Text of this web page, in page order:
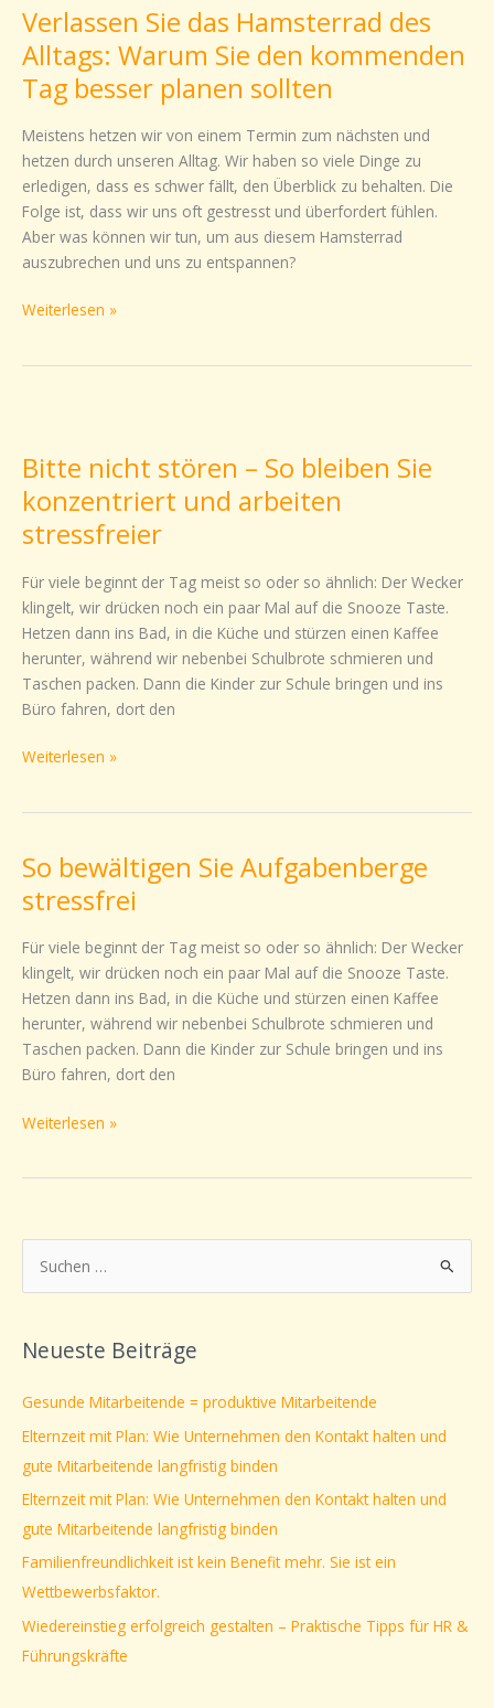
Verlassen Sie das Hamsterrad des
Alltags: Warum Sie den kommenden
Tag besser planen sollten
Meistens hetzen wir von einem Termin zum nächsten und
hetzen durch unseren Alltag. Wir haben so viele Dinge zu
erledigen, dass es schwer fällt, den Überblick zu behalten. Die
Folge ist, dass wir uns oft gestresst und überfordert fühlen.
Aber was können wir tun, um aus diesem Hamsterrad
auszubrechen und uns zu entspannen?
das
Hamsterrad
des
Alltags:
Sie
den
kommenden
Tag
besser
planen
Weiterlesen »
Bitte nicht stören – So bleiben Sie
konzentriert und arbeiten
stressfreier
Für viele beginnt der Tag meist so oder so ähnlich: Der Wecker
klingelt, wir drücken noch ein paar Mal auf die Snooze Taste.
Hetzen dann ins Bad, in die Küche und stürzen einen Kaffee
herunter, während wir nebenbei Schulbrote schmieren und
Taschen packen. Dann die Kinder zur Schule bringen und ins
Büro fahren, dort den
stören
–
So
bleiben
konzentriert
und
arbeiten
stressfreier
Weiterlesen »
So bewältigen Sie Aufgabenberge
stressfrei
Für viele beginnt der Tag meist so oder so ähnlich: Der Wecker
klingelt, wir drücken noch ein paar Mal auf die Snooze Taste.
Hetzen dann ins Bad, in die Küche und stürzen einen Kaffee
herunter, während wir nebenbei Schulbrote schmieren und
Taschen packen. Dann die Kinder zur Schule bringen und ins
Büro fahren, dort den
So
bewältigen
Sie
Aufgabenberge
stressfrei
Weiterlesen »
u
h
n
a
c
h
:
Neueste Beiträge
Gesunde Mitarbeitende = produktive Mitarbeitende
Elternzeit mit Plan: Wie Unternehmen den Kontakt halten und
gute Mitarbeitende langfristig binden
Elternzeit mit Plan: Wie Unternehmen den Kontakt halten und
gute Mitarbeitende langfristig binden
Familienfreundlichkeit ist kein Benefit mehr. Sie ist ein
Wettbewerbsfaktor.
Wiedereinstieg erfolgreich gestalten – Praktische Tipps für HR &
Führungskräfte